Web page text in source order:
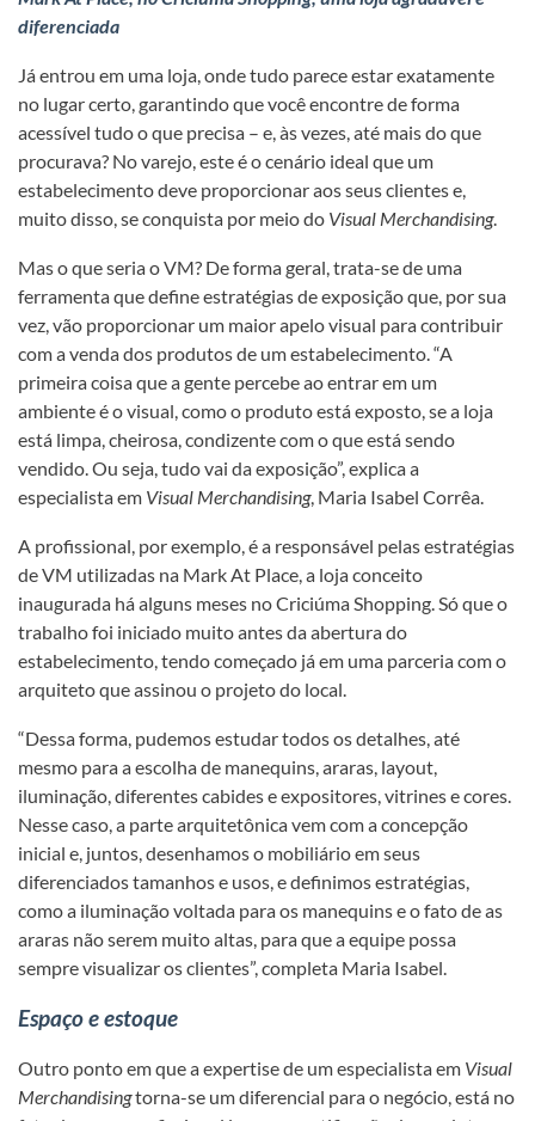
diferenciada
Já entrou em uma loja, onde tudo parece estar exatamente
no lugar certo, garantindo que você encontre de forma
acessível tudo o que precisa – e, às vezes, até mais do que
procurava? No varejo, este é o cenário ideal que um
estabelecimento deve proporcionar aos seus clientes e,
muito disso, se conquista por meio do Visual Merchandising.
Mas o que seria o VM? De forma geral, trata-se de uma
ferramenta que define estratégias de exposição que, por sua
vez, vão proporcionar um maior apelo visual para contribuir
com a venda dos produtos de um estabelecimento. “A
primeira coisa que a gente percebe ao entrar em um
ambiente é o visual, como o produto está exposto, se a loja
está limpa, cheirosa, condizente com o que está sendo
vendido. Ou seja, tudo vai da exposição”, explica a
especialista em Visual Merchandising, Maria Isabel Corrêa.
A profissional, por exemplo, é a responsável pelas estratégias
de VM utilizadas na Mark At Place, a loja conceito
inaugurada há alguns meses no Criciúma Shopping. Só que o
trabalho foi iniciado muito antes da abertura do
estabelecimento, tendo começado já em uma parceria com o
arquiteto que assinou o projeto do local.
“Dessa forma, pudemos estudar todos os detalhes, até
mesmo para a escolha de manequins, araras, layout,
iluminação, diferentes cabides e expositores, vitrines e cores.
Nesse caso, a parte arquitetônica vem com a concepção
inicial e, juntos, desenhamos o mobiliário em seus
diferenciados tamanhos e usos, e definimos estratégias,
como a iluminação voltada para os manequins e o fato de as
araras não serem muito altas, para que a equipe possa
sempre visualizar os clientes”, completa Maria Isabel.
Espaço e estoque
Outro ponto em que a expertise de um especialista em Visual
Merchandisingtorna-se um diferencial para o negócio, está no